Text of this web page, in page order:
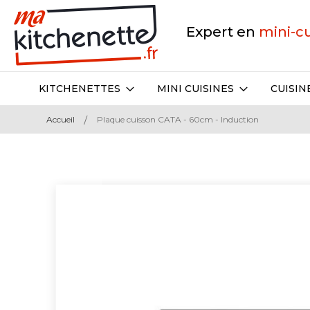
Expert en mini-
KITCHENETTES MINI CUISINES
Accueil Plaque cuisson CATA - 60cm - Induction